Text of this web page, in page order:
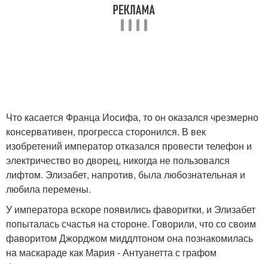
Что касается Франца Иосифа, то он оказался чрезмерно
консервативен, прогресса сторонился. В век
изобретений император отказался провести телефон и
электричество во дворец, никогда не пользовался
лифтом. Элизабет, напротив, была любознательная и
любила перемены.
У императора вскоре появились фаворитки, и Элизабет
попыталась счастья на стороне. Говорили, что со своим
фаворитом Джорджом миддлтоном она познакомилась
на маскараде как Мария - Антуанетта с графом